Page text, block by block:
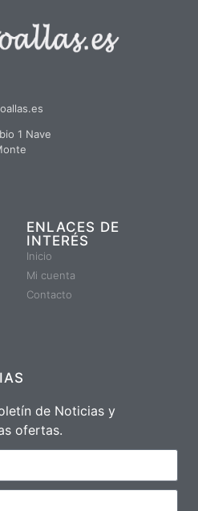
1 Nave
ENLACES DE
INTERÉS
Inicio
Mi cuenta
Contacto
de Noticias y
ofertas.